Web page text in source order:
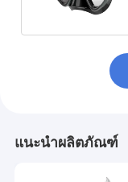
แนะนำผลิตภัณฑ์